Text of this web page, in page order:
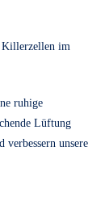
Killerzellen im
ruhige
Lüftung
verbessern unsere